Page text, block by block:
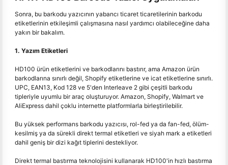
Sonra, bu barkodu yazıcının yabancı ticaret ticaretilerinin barkodu
etiketlerinin etkileşimli çalışmasına nasıl yardımcı olabileceğine daha
yakın bir bakalım.
1. Yazım Etiketleri
HD100 ürün etiketlerini ve barkodlarını bastırır, ama Amazon ürün
barkodlarına sınırlı değil, Shopify etiketlerine ve icat etiketlerine sınırlı.
UPC, EAN13, Kod 128 ve 5'den Interleave 2 gibi çeşitli barkodu
tipleriyle uyumlu bir araç oluşturuyor. Amazon, Shopify, Walmart ve
AliExpress dahil çoklu internette platformlarla birleştirilebilir.
Bu yüksek performans barkodu yazıcısı, rol-fed ya da fan-fed, ölüm-
kesilmiş ya da sürekli direkt termal etiketleri ve siyah mark a etiketleri
dahil geniş bir dizi kağıt tiplerini destekliyor.
Direkt termal bastırma teknolojisini kullanarak HD100'in hızlı bastırma